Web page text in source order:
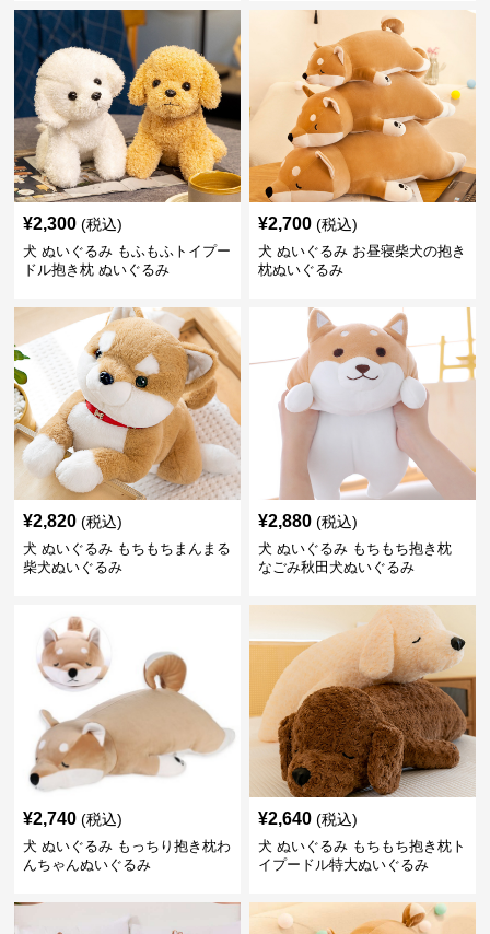
¥2,300 (税込)
犬 ぬいぐるみ もふもふトイプー
ドル抱き枕 ぬいぐるみ
¥2,700 (税込)
犬 ぬいぐるみ お昼寝柴犬の抱き
枕ぬいぐるみ
¥2,820 (税込)
犬 ぬいぐるみ もちもちまんまる
柴犬ぬいぐるみ
¥2,880 (税込)
犬 ぬいぐるみ もちもち抱き枕
なごみ秋田犬ぬいぐるみ
¥2,740 (税込)
犬 ぬいぐるみ もっちり抱き枕わ
んちゃんぬいぐるみ
¥2,640 (税込)
犬 ぬいぐるみ もちもち抱き枕ト
イプードル特大ぬいぐるみ